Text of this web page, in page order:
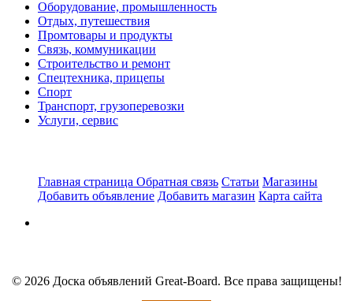
Оборудование, промышленность
Отдых, путешествия
Промтовары и продукты
Связь, коммуникации
Строительство и ремонт
Спецтехника, прицепы
Спорт
Транспорт, грузоперевозки
Услуги, сервис
Главная страница Обратная связь Статьи Магазины
Добавить объявление Добавить магазин Карта сайта
© 2026 Доска объявлений Great-Board. Все права защищены!